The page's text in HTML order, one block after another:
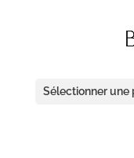
Sélectionner une